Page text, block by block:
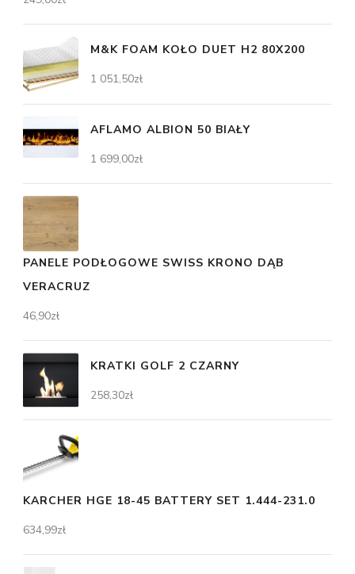
M&K FOAM KOŁO DUET H2 80X200
1 051,50zł
AFLAMO ALBION 50 BIAŁY
1 699,00zł
PANELE PODŁOGOWE SWISS KRONO DĄB
VERACRUZ
46,90zł
KRATKI GOLF 2 CZARNY
258,30zł
KARCHER HGE 18-45 BATTERY SET 1.444-231.0
634,99zł